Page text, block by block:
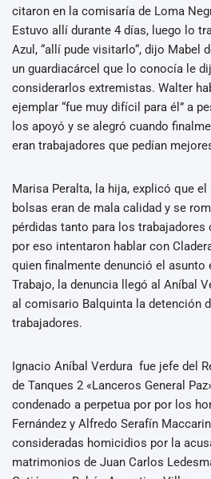
citaron en la comisaría de Loma
Estuvo allí durante 4 días, luego lo
Azul, “allí pude visitarlo“, dijo Mabel
un guardiacárcel que lo conocía le
considerarlos extremistas. Walter
ejemplar “fue muy difícil para él” a
los apoyó y se alegró cuando
eran trabajadores que pedían
Marisa Peralta, la hija, explicó que
bolsas eran de mala calidad y se
pérdidas tanto para los trabajadores
por eso intentaron hablar con
quien finalmente denunció el asunto
Trabajo, la denuncia llegó al Aníbal
al comisario Balquinta la detención
trabajadores.
Ignacio Aníbal Verdura fue jefe del
de Tanques 2 «Lanceros General
condenado a perpetua por por los
Fernández y Alfredo Serafín
consideradas homicidios por la
matrimonios de Juan Carlos